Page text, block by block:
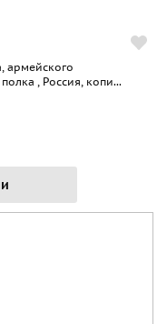
армейского
, Россия, копи...